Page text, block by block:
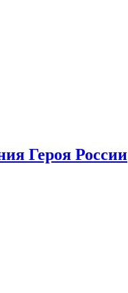
Героя России